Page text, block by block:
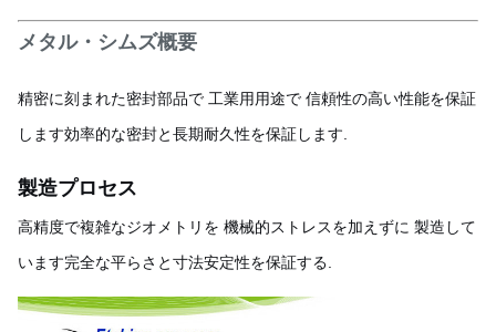
メタル・シムズ概要
精密に刻まれた密封部品で 工業用用途で 信頼性の高い性能を保証
します効率的な密封と長期耐久性を保証します.
製造プロセス
高精度で複雑なジオメトリを 機械的ストレスを加えずに 製造して
います完全な平らさと寸法安定性を保証する.